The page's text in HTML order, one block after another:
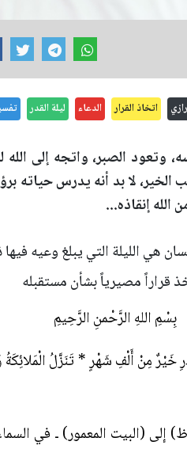
اتخاذ القرار الدعاء ليلة القدر
وتعود الصبر، واتجه إلى
الخير، لا بد أنه يدرس
إنقاذه...
هي الليلة التي يبلغ وعيه
قراراً مصيرياً بشأن مستقبله
بِسْمِ اللهِ الرَّحْمنِ الرَّحِيمِ
خَيْرٌ مِنْ أَلْفِ شَهْرٍ * تَنَزَّلُ
(البيت المعمور) ـ في